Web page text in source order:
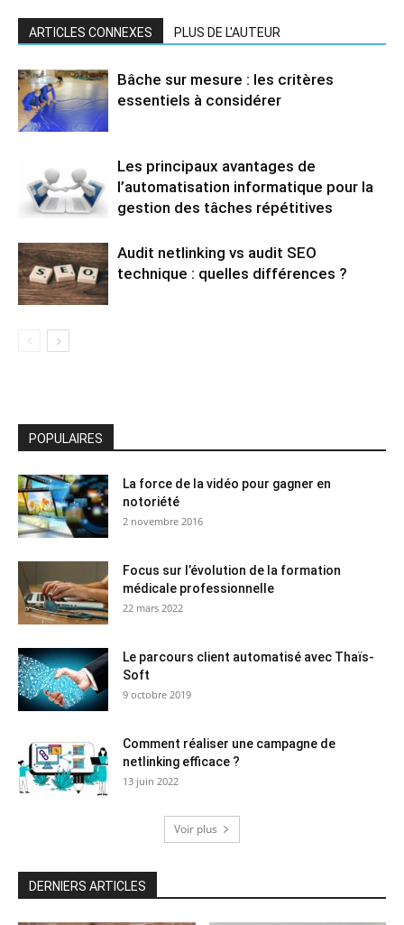
ARTICLES CONNEXES PLUS DE L'AUTEUR
Bâche sur mesure : les critères
essentiels à considérer
Les principaux avantages de
l’automatisation informatique pour la
gestion des tâches répétitives
Audit netlinking vs audit SEO
technique : quelles différences ?
POPULAIRES
La force de la vidéo pour gagner en
notoriété
2 novembre 2016
Focus sur l’évolution de la formation
médicale professionnelle
22 mars 2022
Le parcours client automatisé avec Thaïs-
Soft
9 octobre 2019
Comment réaliser une campagne de
netlinking efficace ?
13 juin 2022
Voir plus
DERNIERS ARTICLES